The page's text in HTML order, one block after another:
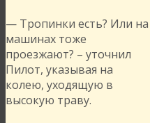
— Тропинки есть? Или на
машинах тоже
проезжают? – уточнил
Пилот, указывая на
колею, уходящую в
высокую траву.